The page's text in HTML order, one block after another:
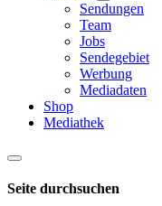
Sendungen
Team
Jobs
Sendegebiet
Werbung
Mediadaten
Shop
Mediathek
Seite durchsuchen